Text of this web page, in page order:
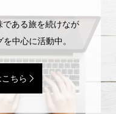
ある旅を続けなが
中心に活動中。
ちら